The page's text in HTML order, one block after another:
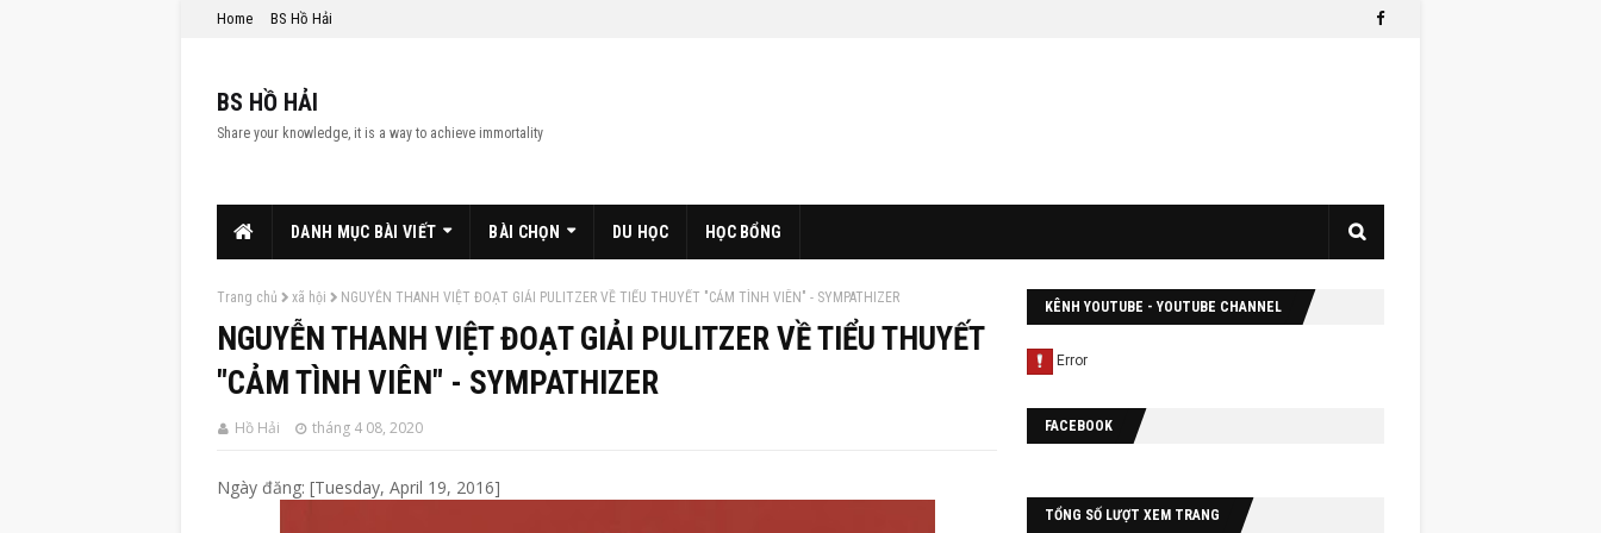
Home BS Hồ Hải
BS HỒ HẢI
Share your knowledge, it is a way to achieve immortality
DANH MỤC BÀI VIẾT BÀI CHỌN DU HỌC HỌC BỔNG
Trang chủ xã hội NGUYỄN THANH VIỆT ĐOẠT GIẢI PULITZER VỀ TIỂU THUYẾT "CẢM TÌNH VIÊN" - SYMPATHIZER
NGUYỄN THANH VIỆT ĐOẠT GIẢI PULITZER VỀ TIỂU THUYẾT
"CẢM TÌNH VIÊN" - SYMPATHIZER
Hồ Hải tháng 4 08, 2020
Ngày đăng: [Tuesday, April 19, 2016]
KÊNH YOUTUBE - YOUTUBE CHANNEL
FACEBOOK
TỔNG SỐ LƯỢT XEM TRANG